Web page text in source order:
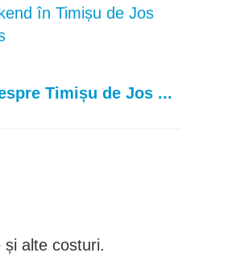
în Timișu de Jos
Timișu de Jos ...
alte costuri.